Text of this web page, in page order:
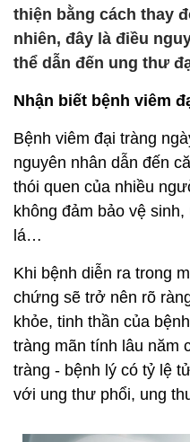
thiện bằng cách thay
nhiên, đây là điều
thể dẫn đến ung thư
Nhận biết bệnh viêm
Bệnh viêm đại tràng
nguyên nhân dẫn đến
thói quen của nhiều
không đảm bảo vệ
lá…
Khi bệnh diễn ra trong
chứng sẽ trở nên rõ
khỏe, tinh thần của
tràng mãn tính lâu năm
tràng - bệnh lý có tỷ lệ
với ung thư phổi, ung